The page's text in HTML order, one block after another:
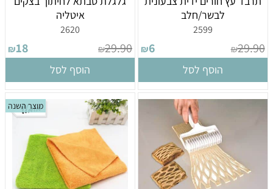
לבשר/חלב
2599
₪29.90
₪6
הוסף לסל
איטליה
2620
₪29.90
₪18
הוסף לסל
מוצר השנה